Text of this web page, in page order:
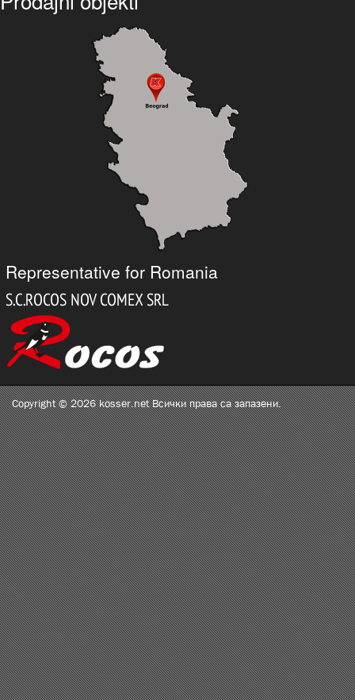
Representative for Romania
Copyright © 2026 kosser.net Всички права са запазени.